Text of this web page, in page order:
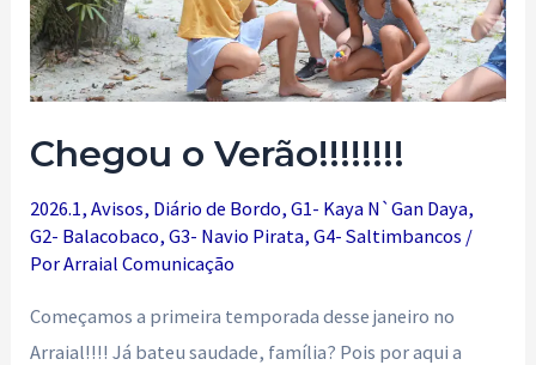
Chegou o Verão!!!!!!!!
2026.1,Avisos, Diário de Bordo,G1- Kaya N`Gan Daya,
G2- Balacobaco,G3- Navio Pirata,G4- Saltimbancos /
PorArraial Comunicação
Começamos a primeira temporada desse janeiro no
Arraial!!!! Já bateu saudade, família? Pois por aqui a